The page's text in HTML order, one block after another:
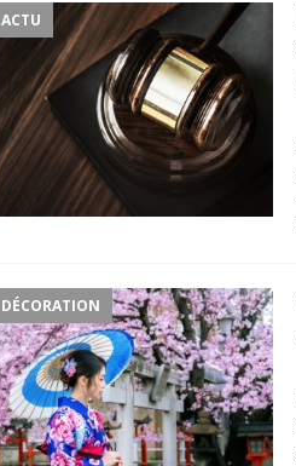
ACTU
DÉCORATION